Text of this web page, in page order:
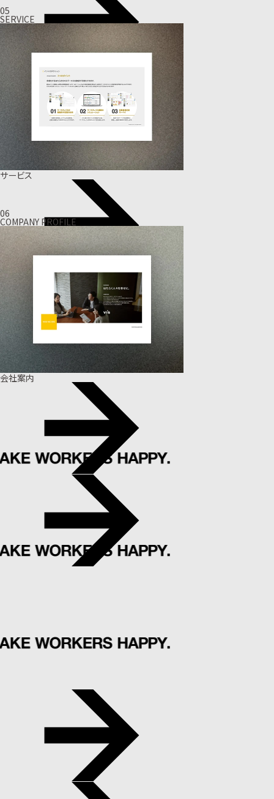
05
SERVICE
サービス
06
COMPANY PROFILE
会社案内